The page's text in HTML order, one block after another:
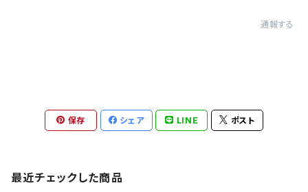
通報する
保存 シェア LINE ポスト
最近チェックした商品